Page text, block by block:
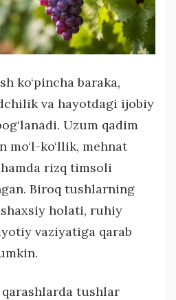
ko‘pincha baraka,
va hayotdagi ijobiy
Uzum qadim
mo‘l-ko‘llik, mehnat
rizq timsoli
Biroq tushlarning
holati, ruhiy
vaziyatiga qarab
qarashlarda tushlar